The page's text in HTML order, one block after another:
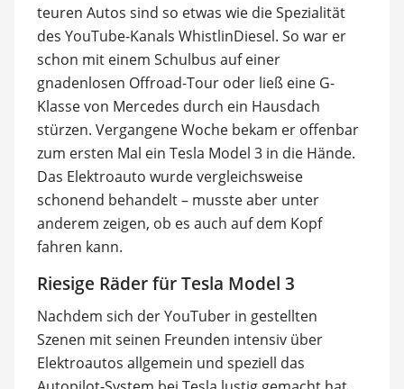
teuren Autos sind so etwas wie die Spezialität
des YouTube-Kanals WhistlinDiesel. So war er
schon mit einem Schulbus auf einer
gnadenlosen Offroad-Tour oder ließ eine G-
Klasse von Mercedes durch ein Hausdach
stürzen. Vergangene Woche bekam er offenbar
zum ersten Mal ein Tesla Model 3 in die Hände.
Das Elektroauto wurde vergleichsweise
schonend behandelt – musste aber unter
anderem zeigen, ob es auch auf dem Kopf
fahren kann.
Riesige Räder für Tesla Model 3
Nachdem sich der YouTuber in gestellten
Szenen mit seinen Freunden intensiv über
Elektroautos allgemein und speziell das